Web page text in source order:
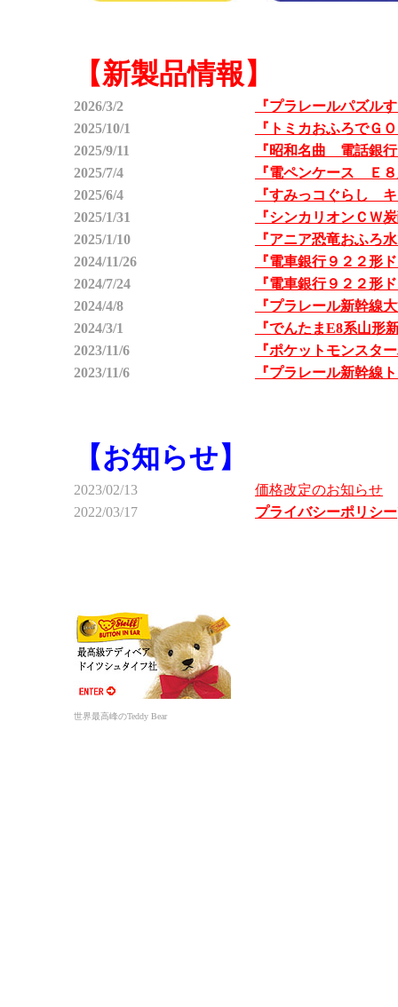
【新製品情報】
2026/3/2
『プラレールパズル
2025/10/1
『トミカおふろでＧ
2025/9/11
『昭和名曲 電話銀
2025/7/4
『電ペンケース Ｅ
2025/6/4
『すみっコぐらし
2025/1/31
『シンカリオンＣＷ
2025/1/10
『アニア恐竜おふろ
2024/11/26
『電車銀行９２２形
2024/7/24
『電車銀行９２２形
2024/4/8
『プラレール新幹線
2024/3/1
『でんたまE8系山形
2023/11/6
『ポケットモンスタ
2023/11/6
『プラレール新幹線
【お知らせ】
2023/02/13
価格改定のお知らせ
2022/03/17
プライバシーポリシー
世界最高峰のTeddy Bear